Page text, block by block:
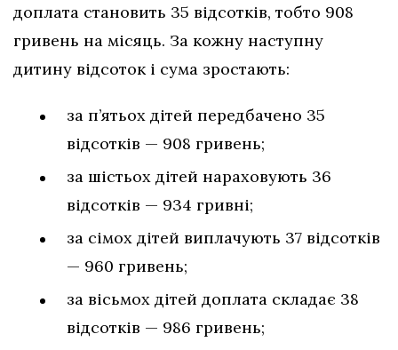
доплата становить 35 відсотків, тобто 908
гривень на місяць. За кожну наступну
дитину відсоток і сума зростають:
за п’ятьох дітей передбачено 35
відсотків — 908 гривень;
за шістьох дітей нараховують 36
відсотків — 934 гривні;
за сімох дітей виплачують 37 відсотків
— 960 гривень;
за вісьмох дітей доплата складає 38
відсотків — 986 гривень;